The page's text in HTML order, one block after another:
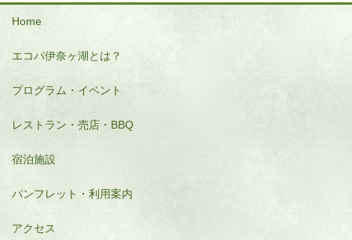
Home
エコパ伊奈ヶ湖とは？
プログラム・イベント
レストラン・売店・BBQ
宿泊施設
パンフレット・利用案内
アクセス